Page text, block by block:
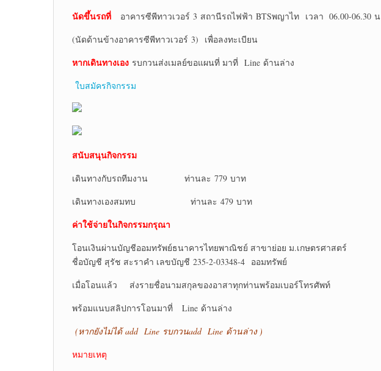
นัดขึ้นรถที่
อาคารซีพีทาวเวอร์ 3 สถานีรถไฟฟ้า BTSพญาไท เวลา 06.00-06.30 น
(นัดด้านข้างอาคารซีพีทาวเวอร์ 3) เพื่อลงทะเบียน
หากเดินทางเอง รบกวนส่งเมลย์ขอแผนที่ มาที่ Line ด้านล่าง
ใบสมัครกิจกรรม
สนับสนุนกิจกรรม
เดินทางกับรถทีมงาน ท่านละ 779 บาท
เดินทางเองสมทบ ท่านละ 479 บาท
ค่าใช้จ่ายในกิจกรรมกรุณา
โอนเงินผ่านบัญชีออมทรัพย์ธนาคารไทยพาณิชย์ สาขาย่อย ม.เกษตรศาสตร์
ชื่อบัญชี สุรัช สะราคำ เลขบัญชี 235-2-03348-4 ออมทรัพย์
เมื่อโอนแล้ว ส่งรายชื่อนามสกุลของอาสาทุกท่านพร้อมเบอร์โทรศัพท์
พร้อมแนบสลิปการโอนมาที่ Line ด้านล่าง
(หากยังไม่ได้add Line รบกวนadd Line ด้านล่าง )
หมายเหตุ